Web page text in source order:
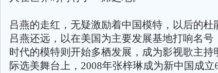
吕燕的走红，无疑激励着中国模特，以后的杜
吕燕还远，以在美国为主要发展基地打响名号
时代的模特则开始多栖发展，成为影视歌主持
际选美舞台上，2008年张梓琳成为新中国成